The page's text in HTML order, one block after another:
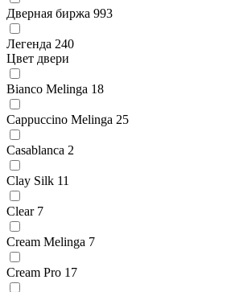
Дверная биржа 993
Легенда 240
Цвет двери
Bianco Melinga 18
Cappuccino Melinga 25
Casablanca 2
Clay Silk 11
Clear 7
Cream Melinga 7
Cream Pro 17